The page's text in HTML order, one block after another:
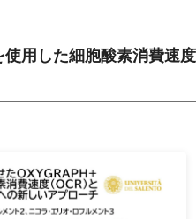
用した細胞酸素消費速